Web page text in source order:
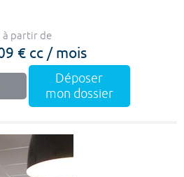
à partir de
€ cc / mois
Déposer
mon dossier